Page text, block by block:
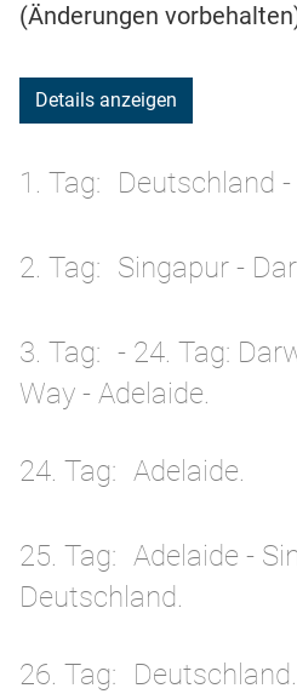
(Änderungen
Details anzeigen
1. Tag Deutschland -
2. Tag Singapur -
3. Tag
- 24. Tag:
Way - Adelaide.
24. Tag Adelaide.
25. Tag
Adelaide -
Deutschland.
26. Tag Deutschland.